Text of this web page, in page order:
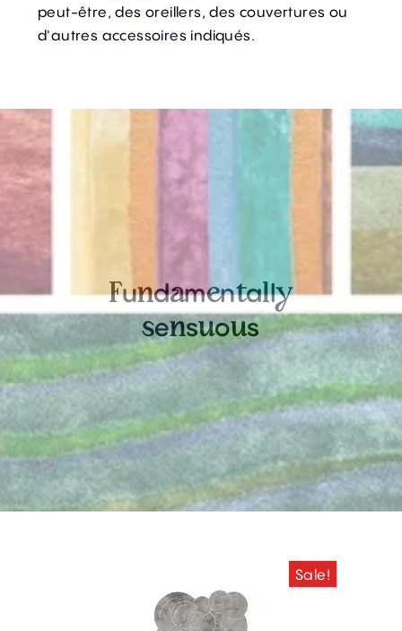
peut-être, des oreillers, des couvertures ou
d'autres accessoires indiqués.
Fundamentally
sensuous
Sale!